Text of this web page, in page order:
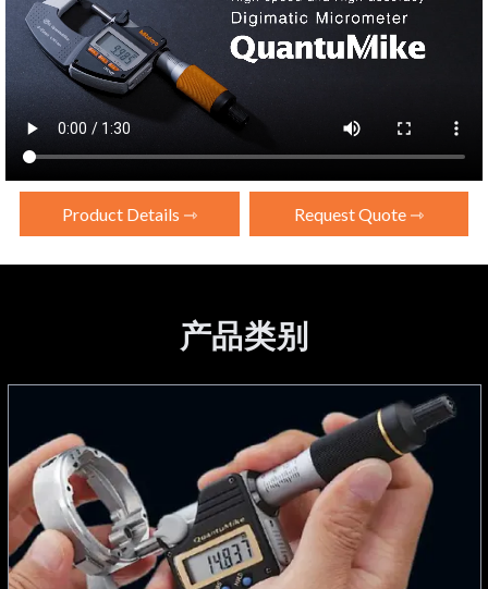
Product Details ⇾ Request Quote ⇾
产品类别
千分尺